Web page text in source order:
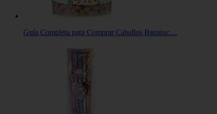
Guía Completa para Comprar Caballos Baratos:…